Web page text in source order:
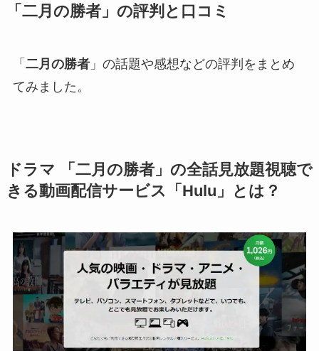
「二月の勝者」の評判と口コミ
「 二月の勝者」の話題や感想などの評判をまとめ
てみました。
ドラマ 「 二月の勝者」の全話見放題視聴で
きる動画配信サービス「Hulu」とは？